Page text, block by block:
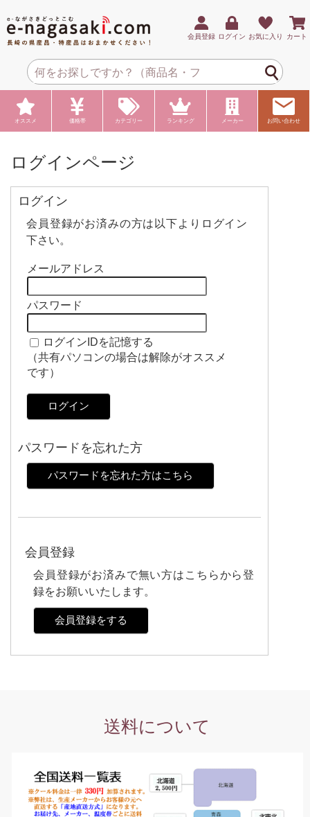
会員登録 ログイン お気に入り カート
オススメ 価格帯 カテゴリー ランキング メーカー お問い合わせ
ログインページ
ログイン
会員登録がお済みの方は以下よりログイン
下さい。
メールアドレス
パスワード
ログインIDを記憶する
（共有パソコンの場合は解除がオススメ
です）
ログイン
パスワードを忘れた方
パスワードを忘れた方はこちら
会員登録
会員登録がお済みで無い方はこちらから登
録をお願いいたします。
会員登録をする
送料について